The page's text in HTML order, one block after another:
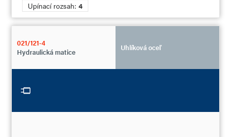
Upínací rozsah:4
021/121-4
Hydraulická matice
Uhlíková oceľ